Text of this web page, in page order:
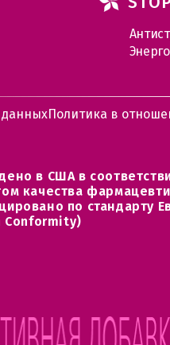
данныхПолитика в
в США в
качества
по стандарту
Conformity)